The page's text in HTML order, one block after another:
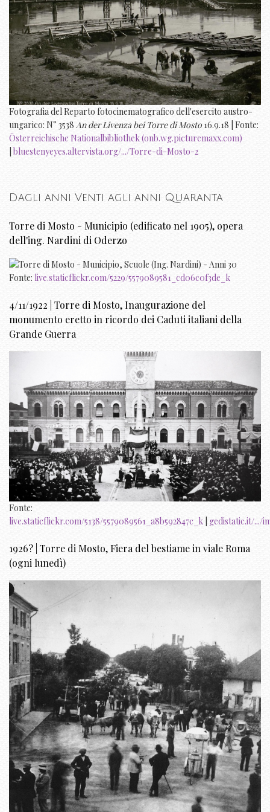
Fotografia del Reparto fotocinematografico dell'esercito austro-
ungarico: N° 3538 An der Livenza bei Torre di Mosto 16.9.18 | Fonte:
Österreichische Nationalbibliothek (onb.wg.picturemaxx.com)
|bluestenyeyes.altervista.org/.../Torre-di-Mosto-2
Dagli anni Venti agli anni Quaranta
Torre di Mosto - Municipio (edificato nel 1905), opera
dell'ing. Nardini di Oderzo
Fonte: live.staticflickr.com/5229/5579089581_cd06c0f3de_k
4/11/1922 | Torre di Mosto, Inaugurazione del
monumento eretto in ricordo dei Caduti italiani della
Grande Guerra
Fonte:
live.staticflickr.com/5138/5579089561_a8b592847c_k gedistatic.it/.../
1926? | Torre di Mosto, Fiera del bestiame in viale Roma
(ogni lunedì)